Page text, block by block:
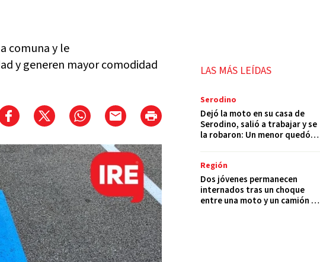
comuna y le
y generen mayor comodidad
LAS MÁS LEÍDAS
Serodino
Dejó la moto en su casa de
Serodino, salió a trabajar y se
la robaron: Un menor quedó
Región
Dos jóvenes permanecen
internados tras un choque
entre una moto y un camión en